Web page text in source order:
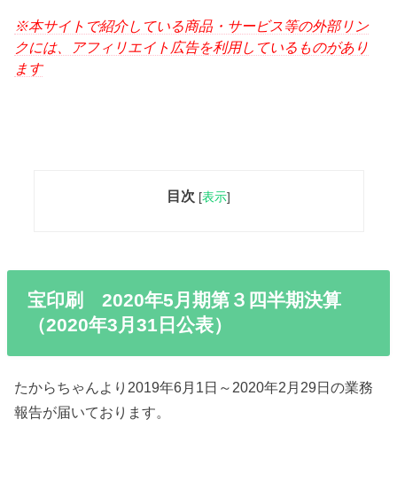
※本サイトで紹介している商品・サービス等の外部リン
クには、アフィリエイト広告を利用しているものがあり
ます
目次 [表示]
宝印刷 2020年5月期第３四半期決算
（2020年3月31日公表）
たからちゃんより2019年6月1日～2020年2月29日の業務
報告が届いております。